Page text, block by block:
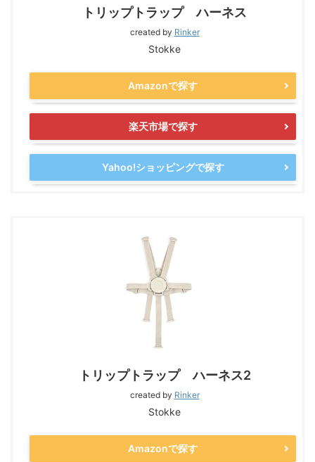
トリップトラップ ハーネス
created by Rinker
Stokke
Amazonで探す
楽天市場で探す
Yahoo!ショッピングで探す
トリップトラップ ハーネス2
created by Rinker
Stokke
Amazonで探す